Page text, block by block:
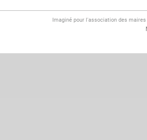
Imaginé pour l'association des